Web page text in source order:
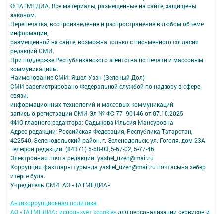
© ТАТМЕДИА. Все материалы, размещенные на сайте, защищены
законом.
Перепечатка, воспроизведение и распространение в любом объеме
информации,
размещенной на сайте, возможна только с письменного согласия
редакций СМИ.
При поддержке Республиканского агентства по печати и массовым
коммуникациям.
Наименование СМИ: Яшел Узэн (Зеленый Дол)
СМИ зарегистрировано Федеральной службой по надзору в сфере
связи,
информационных технологий и массовых коммуникаций
запись о регистрации СМИ Эл № ФС 77- 90146 от 07.10.2025
ФИО главного редактора: Садыкова Ильсия Мансуровна
Адрес редакции: Российская Федерация, Республика Татарстан,
422540, Зеленодольский район, г. Зеленодольск, ул. Гоголя, дом 23А
Телефон редакции: (84371) 5-68-03, 5-67-02, 5-77-46
Электронная почта редакции: yashel_uzen@mail.ru
Коррупция фактлары турында yashel_uzen@mail.ru почтасына хәбәр
итәргә була.
Учредитель СМИ: АО «ТАТМЕДИА»
Антикоррупционная политика
АО «ТАТМЕДИА» использует «cookie» для персонализации сервисов и